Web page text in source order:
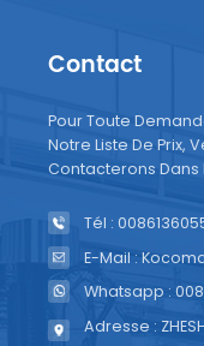
Contact
Pour Toute
Notre Liste De Prix,
Contacterons Dans
Tél :
E-Mail :
Whatsapp :
Adresse :